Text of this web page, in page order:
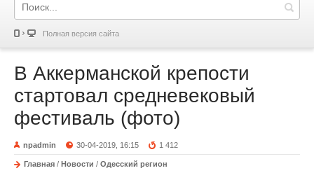
Полная версия сайта
В Аккерманской крепости
стартовал средневековый
фестиваль (фото)
npadmin 30-04-2019, 16:15 1 412
Главная / Новости / Одесский регион